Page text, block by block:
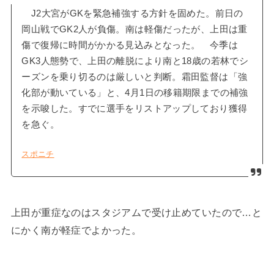
J2大宮がGKを緊急補強する方針を固めた。前日の
岡山戦でGK2人が負傷。南は軽傷だったが、上田は重
傷で復帰に時間がかかる見込みとなった。 今季は
GK3人態勢で、上田の離脱により南と18歳の若林でシ
ーズンを乗り切るのは厳しいと判断。霜田監督は「強
化部が動いている」と、4月1日の移籍期限までの補強
を示唆した。すでに選手をリストアップしており獲得
を急ぐ。
スポニチ
上田が重症なのはスタジアムで受け止めていたので…と
にかく南が軽症でよかった。